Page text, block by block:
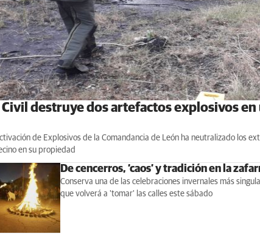
Civil destruye dos artefactos explosivos en
de Explosivos de la Comandancia de León ha neutralizado los
en su propiedad
De cencerros, ‘caos’ y tradición en la
Conserva una de las celebraciones invernales más
que volverá a 'tomar' las calles este sábado